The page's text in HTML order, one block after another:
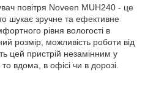
повітря Noveen MUH240 - це
шукає зручне та ефективне
рівня вологості в
розмір, можливість роботи від
цей пристрій незамінним у
вдома, в офісі чи в дорозі.